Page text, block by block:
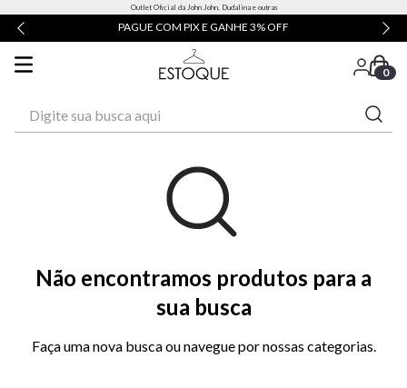
Outlet Oficial da John John, Dudalina e outras
PAGUE COM PIX E GANHE 3% OFF
0
Não encontramos produtos para a
sua busca
Faça uma nova busca ou navegue por nossas categorias.